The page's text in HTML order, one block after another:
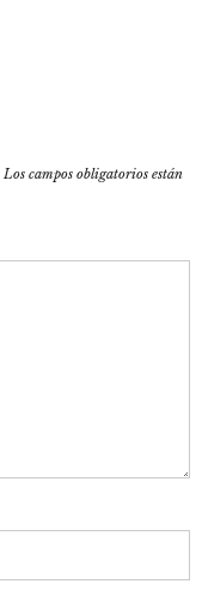
Los campos obligatorios están